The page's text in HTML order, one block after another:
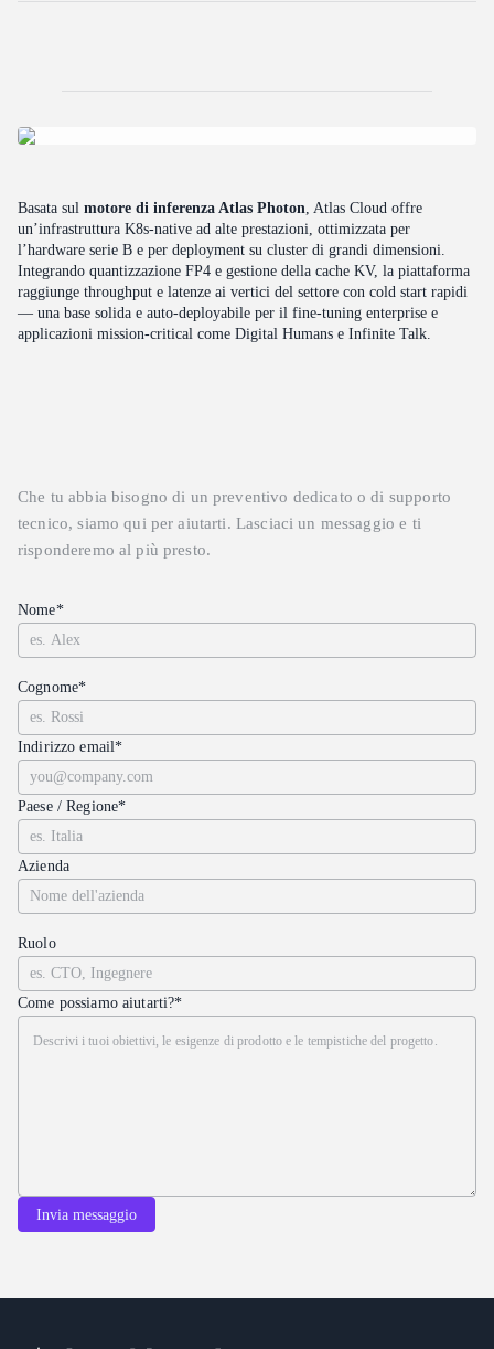
Basata sul motore di inferenza Atlas Photon, Atlas Cloud offre
un’infrastruttura K8s-native ad alte prestazioni, ottimizzata per
l’hardware serie B e per deployment su cluster di grandi dimensioni.
Integrando quantizzazione FP4 e gestione della cache KV, la piattaforma
raggiunge throughput e latenze ai vertici del settore con cold start rapidi
— una base solida e auto-deployabile per il fine-tuning enterprise e
applicazioni mission-critical come Digital Humans e Infinite Talk.
Che tu abbia bisogno di un preventivo dedicato o di supporto
tecnico, siamo qui per aiutarti. Lasciaci un messaggio e ti
risponderemo al più presto.
Nome*
Cognome*
Indirizzo email*
Paese / Regione*
Azienda
Ruolo
Come possiamo aiutarti?*
Invia messaggio